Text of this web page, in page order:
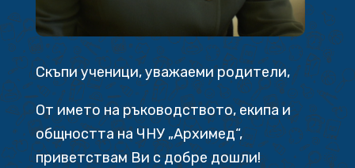
Скъпи ученици, уважаеми родители,
От името на ръководството, екипа и
общността на ЧНУ „Архимед“,
приветствам Ви с добре дошли!